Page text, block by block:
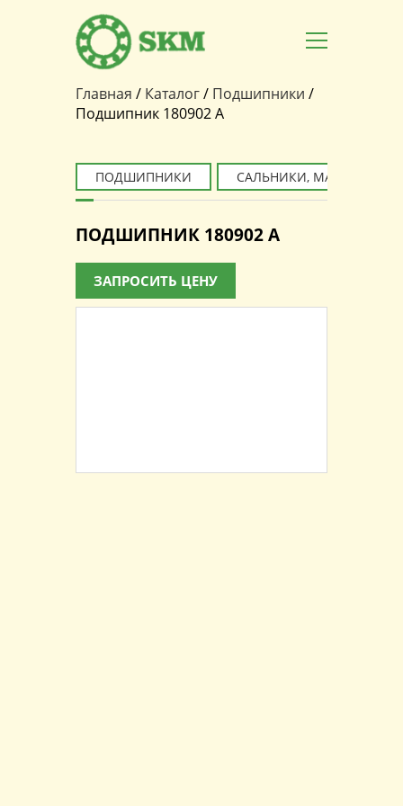
Вы здесь
Главная / Каталог/ Подшипники /
Подшипник 180902 A
ПОДШИПНИКИ САЛЬНИКИ, МАНЖЕТЫ
ПОДШИПНИК 180902 A
ЗАПРОСИТЬ ЦЕНУ